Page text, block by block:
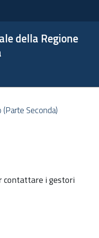
della Regione
Seconda)
contattare i gestori